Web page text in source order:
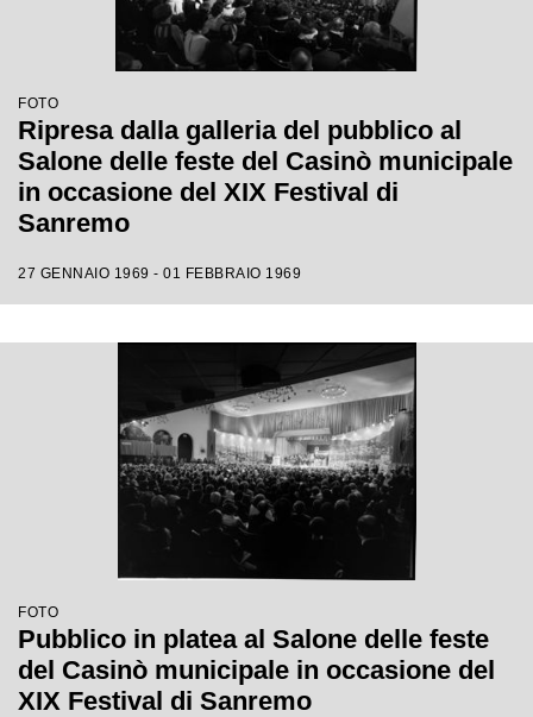
FOTO
Ripresa dalla galleria del pubblico al
Salone delle feste del Casinò municipale
in occasione del XIX Festival di
Sanremo
27 GENNAIO 1969 - 01 FEBBRAIO 1969
FOTO
Pubblico in platea al Salone delle feste
del Casinò municipale in occasione del
XIX Festival di Sanremo